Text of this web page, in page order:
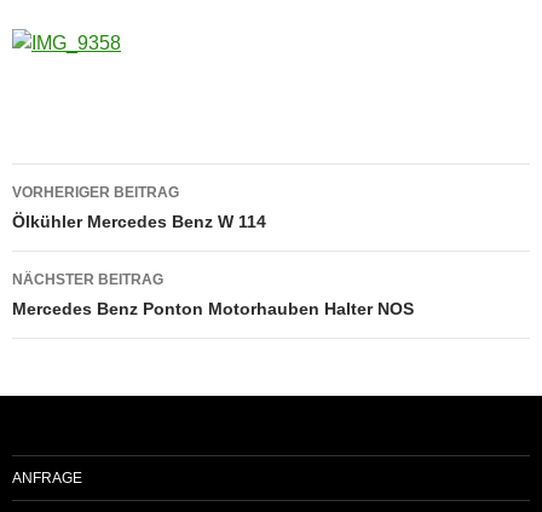
Beitragsnavigation
VORHERIGER BEITRAG
Ölkühler Mercedes Benz W 114
NÄCHSTER BEITRAG
Mercedes Benz Ponton Motorhauben Halter NOS
ANFRAGE